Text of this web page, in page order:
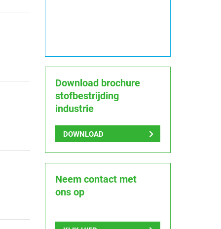
Download brochure
stofbestrijding
industrie
DOWNLOAD
Neem contact met
ons op